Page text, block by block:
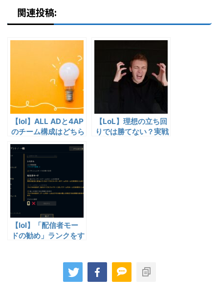
関連投稿:
【lol】ALL ADと4AP
のチーム構成はどちら
が辛いかどうか
【LoL】理想の立ち回
りでは勝てない？実戦
【lol】「配信者モー
ドの勧め」ランクをす